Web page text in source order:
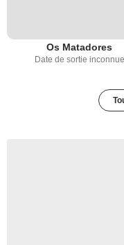
Os Matadores
Date de sortie inconnue